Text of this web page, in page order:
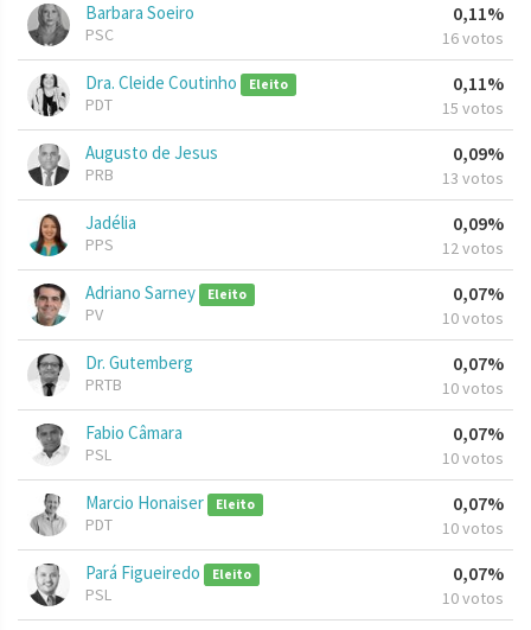
Barbara Soeiro
PSC
0,11%
16 votos
Dra. Cleide Coutinho Eleito
PDT
0,11%
15 votos
Augusto de Jesus
PRB
0,09%
13 votos
Jadélia
PPS
0,09%
12 votos
Adriano Sarney Eleito
PV
0,07%
10 votos
Dr. Gutemberg
PRTB
0,07%
10 votos
Fabio Câmara
PSL
0,07%
10 votos
Marcio Honaiser Eleito
PDT
0,07%
10 votos
Pará Figueiredo Eleito
PSL
0,07%
10 votos